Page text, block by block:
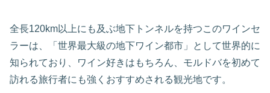
全長120km以上にも及ぶ地下トンネルを持つこのワインセ
ラーは、「世界最大級の地下ワイン都市」として世界的に
知られており、ワイン好きはもちろん、モルドバを初めて
訪れる旅行者にも強くおすすめされる観光地です。